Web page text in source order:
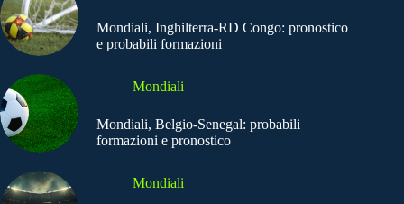
Mondiali, Inghilterra-RD Congo: pronostico
e probabili formazioni
Mondiali
Mondiali, Belgio-Senegal: probabili
formazioni e pronostico
Mondiali